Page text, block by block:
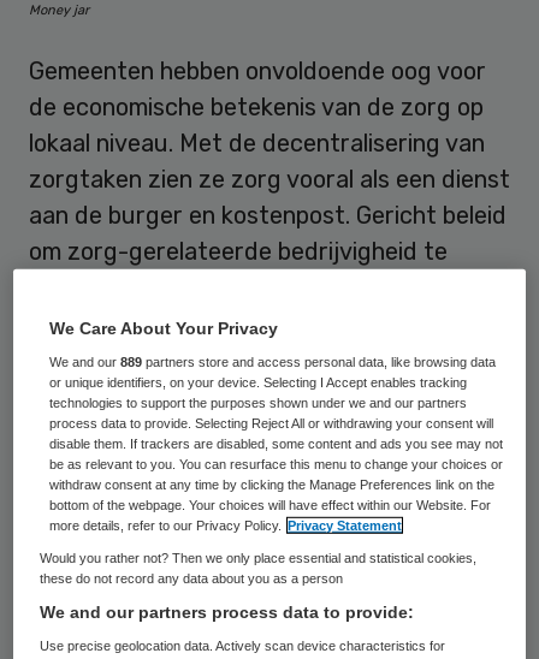
Money jar
Gemeenten hebben onvoldoende oog voor
de economische betekenis van de zorg op
lokaal niveau. Met de decentralisering van
zorgtaken zien ze zorg vooral als een dienst
aan de burger en kostenpost. Gericht beleid
om zorg-gerelateerde bedrijvigheid te
Eén en ander komt naar voren uit een
inventarisatie van Skipr-redacteurenAna
KaradarevicenPhilip van de Poel.Een goed
voorbeeld vormt de gemeente Houten. De
50 duizend inwoners tellende gemeente
doet het al jaren uitstekend in deElsevier-
ranglijst van economische toplocaties. Met
een elfde plek in de meest recente
editie staat Houten zelfs één plek voor
We Care About Your Privacy
We and our889 partners store and access personal data, like browsing data
or unique identifiers, on your device. Selecting I Accept enables tracking
technologies to support the purposes shown under we and our partners
process data to provide. Selecting Reject All or withdrawing your consent will
disable them. If trackers are disabled, some content and ads you see may not
be as relevant to you. You can resurface this menu to change your choices or
withdraw consent at any time by clicking the Manage Preferences link on the
bottom of the webpage. Your choices will have effect within our Website. For
more details, refer to our Privacy Policy.
Privacy Statement
Would you rather not? Then we only place essential and statistical cookies,
these do not record any data about you as a person
We and our partners process data to provide:
Use precise geolocation data. Actively scan device characteristics for